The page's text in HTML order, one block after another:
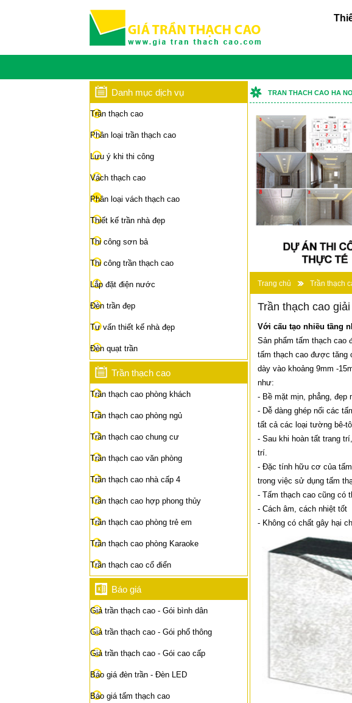
Danh mục dịch vụ
Trần thạch cao
Phân loại trần thạch cao
Lưu ý khi thi công
Vách thạch cao
Phân loại vách thạch cao
Thiết kế trần nhà đẹp
Thi công sơn bả
Thi công trần thạch cao
Lắp đặt điện nước
Đèn trần đẹp
Tư vấn thiết kế nhà đẹp
Đèn quạt trần
Trần thạch cao
Trần thạch cao phòng khách
Trần thạch cao phòng ngủ
Trần thạch cao chung cư
Trần thạch cao văn phòng
Trần thạch cao nhà cấp 4
Trần thạch cao hợp phong thủy
Trần thạch cao phòng trẻ em
Trần thạch cao phòng Karaoke
Trần thạch cao cổ điển
Báo giá
Giá trần thạch cao - Gói bình dân
Giá trần thạch cao - Gói phổ thông
Giá trần thạch cao - Gói cao cấp
Báo giá đèn trần - Đèn LED
Báo giá tấm thạch cao
TRAN THACH CAO HA
Trang chủ Trần thạch
Trần thạch cao
Với cấu tạo nhiều tầng
Sản phẩm tấm thạch cao
tấm thạch cao được tăng
dày vào khoảng 9mm -
như:
- Bề mặt mịn, phẳng, đẹp
- Dễ dàng ghép nối các
tất cả các loại tường bê-
- Sau khi hoàn tất trang
trí.
- Đặc tính hữu cơ của
trong việc sử dụng tấm
- Tấm thạch cao cũng có
- Cách âm, cách nhiệt tốt
- Không có chất gây hại